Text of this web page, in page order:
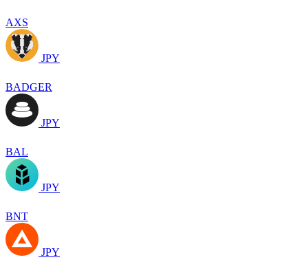
AXS
JPY
BADGER
JPY
BAL
JPY
BNT
JPY